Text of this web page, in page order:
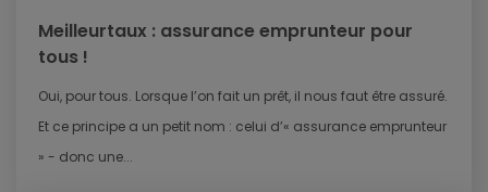
Meilleurtaux : assurance emprunteur pour
tous !
Oui, pour tous. Lorsque l’on fait un prêt, il nous faut être assuré.
Et ce principe a un petit nom : celui d’« assurance emprunteur
» - donc une...